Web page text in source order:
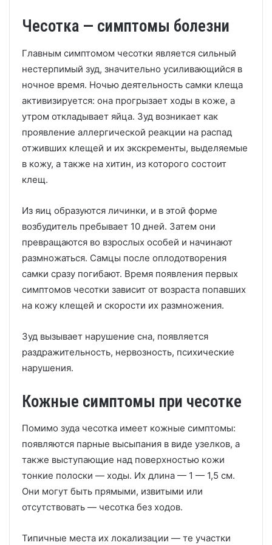
Чесотка — симптомы болезни
Главным симптомом чесотки является сильный
нестерпимый зуд, значительно усиливающийся в
ночное время. Ночью деятельность самки клеща
активизируется: она прогрызает ходы в коже, а
утром откладывает яйца. Зуд возникает как
проявление аллергической реакции на распад
отживших клещей и их экскременты, выделяемые
в кожу, а также на хитин, из которого состоит
клещ.
Из яиц образуются личинки, и в этой форме
возбудитель пребывает 10 дней. Затем они
превращаются во взрослых особей и начинают
размножаться. Самцы после оплодотворения
самки сразу погибают. Время появления первых
симптомов чесотки зависит от возраста попавших
на кожу клещей и скорости их размножения.
Зуд вызывает нарушение сна, появляется
раздражительность, нервозность, психические
нарушения.
Кожные симптомы при чесотке
Помимо зуда чесотка имеет кожные симптомы:
появляются парные высыпания в виде узелков, а
также выступающие над поверхностью кожи
тонкие полоски — ходы. Их длина — 1 — 1,5 см.
Они могут быть прямыми, извитыми или
отсутствовать — чесотка без ходов.
Типичные места их локализации — те участки